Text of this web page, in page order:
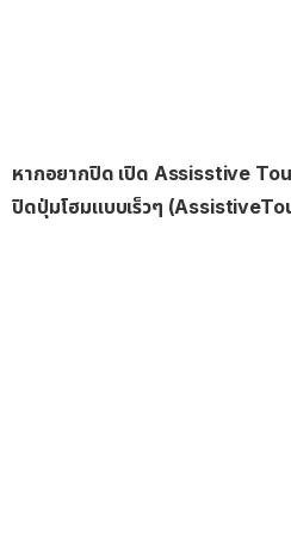
หากอยากปิด เปิด Assisstive
ปิดปุ่มโฮมแบบเร็วๆ